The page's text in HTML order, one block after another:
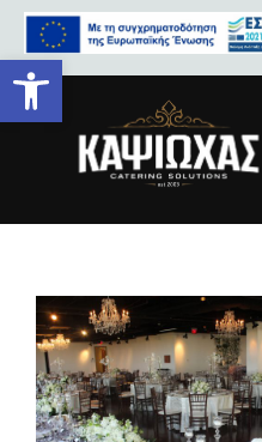
wedding-8-
Ανοίξτε τη γραμμή εργαλείων